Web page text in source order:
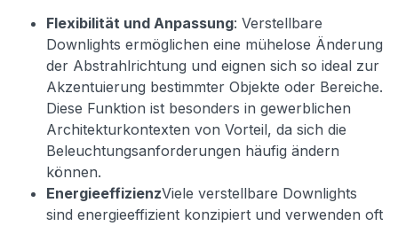
Flexibilität und Anpassung: Verstellbare
Downlights ermöglichen eine mühelose Änderung
der Abstrahlrichtung und eignen sich so ideal zur
Akzentuierung bestimmter Objekte oder Bereiche.
Diese Funktion ist besonders in gewerblichen
Architekturkontexten von Vorteil, da sich die
Beleuchtungsanforderungen häufig ändern
können.
EnergieeffizienzViele verstellbare Downlights
sind energieeffizient konzipiert und verwenden oft